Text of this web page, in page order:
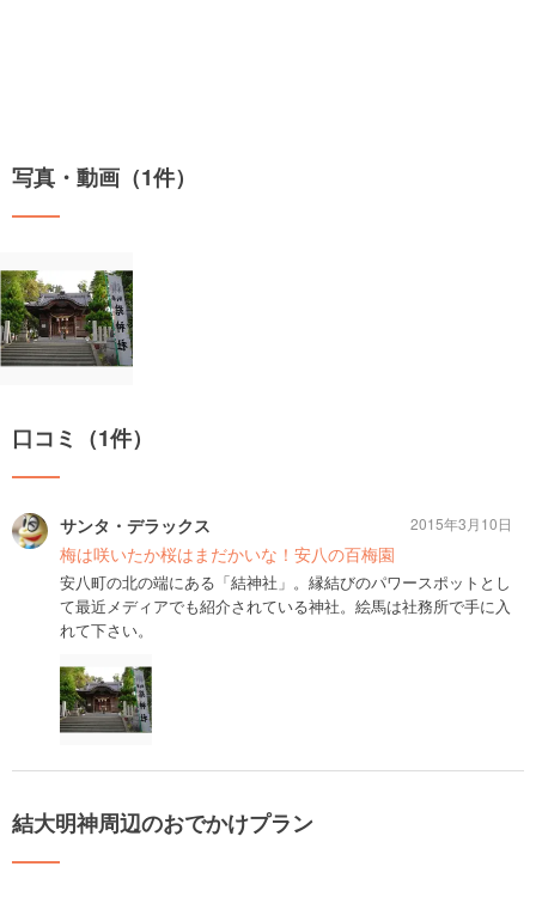
写真・動画（1件）
口コミ（1件）
サンタ・デラックス
梅は咲いたか桜はまだかいな！安八の百梅園
安八町の北の端にある「結神社」。縁結びのパワースポットとし
て最近メディアでも紹介されている神社。絵馬は社務所で手に入
れて下さい。
2015年3月10日
結大明神周辺のおでかけプラン